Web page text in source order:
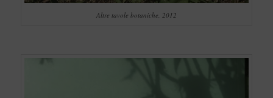
Altre tavole botaniche, 2012